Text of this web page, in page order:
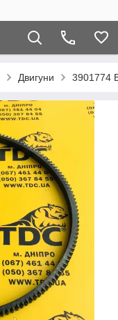
Двигуни 3901774